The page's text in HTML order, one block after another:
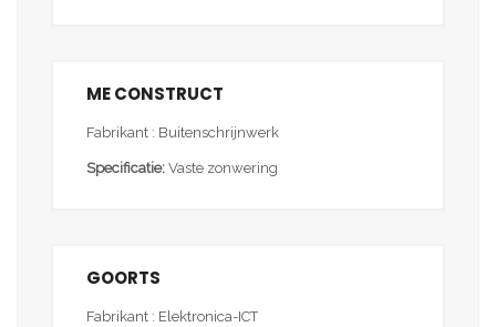
ME CONSTRUCT
Fabrikant : Buitenschrijnwerk
Specificatie: Vaste zonwering
GOORTS
Fabrikant : Elektronica-ICT